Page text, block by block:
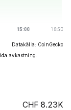
Datakälla: CoinGecko
avkastning.
8.23K